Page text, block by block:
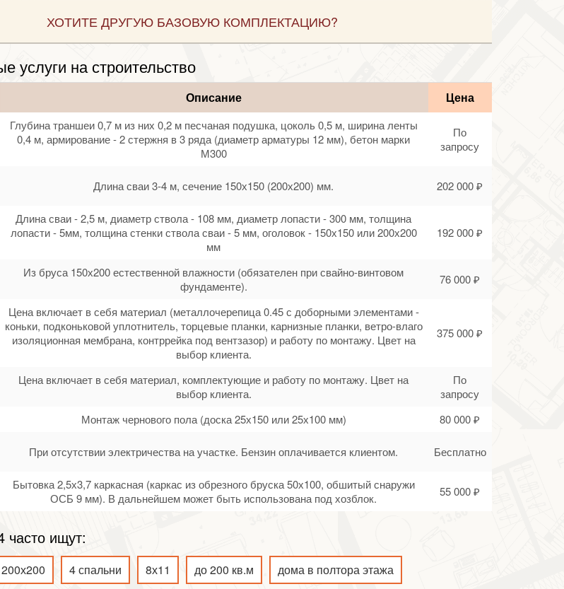
ХОТИТЕ ДРУГУЮ БАЗОВУЮ КОМПЛЕКТАЦИЮ?
услуги на строительство
Описание Цена
Глубина траншеи 0,7 м из них 0,2 м песчаная подушка, цоколь 0,5 м, ширина ленты
0,4 м, армирование - 2 стержня в 3 ряда (диаметр арматуры 12 мм), бетон марки
М300
По
запросу
Длина сваи 3-4 м, сечение 150х150 (200х200) мм. 202 000 ₽
Длина сваи - 2,5 м, диаметр ствола - 108 мм, диаметр лопасти - 300 мм, толщина
лопасти - 5мм, толщина стенки ствола сваи - 5 мм, оголовок - 150х150 или 200х200
мм
192 000 ₽
Из бруса 150х200 естественной влажности (обязателен при свайно-винтовом
фундаменте).
76 000 ₽
Цена включает в себя материал (металлочерепица 0.45 с доборными элементами -
коньки, подконьковой уплотнитель, торцевые планки, карнизные планки, ветро-влаго
изоляционная мембрана, контррейка под вентзазор) и работу по монтажу. Цвет на
выбор клиента.
375 000 ₽
Цена включает в себя материал, комплектующие и работу по монтажу. Цвет на
выбор клиента.
По
запросу
Монтаж чернового пола (доска 25х150 или 25х100 мм) 80 000 ₽
При отсутствии электричества на участке. Бензин оплачивается клиентом. Бесплатно
Бытовка 2,5х3,7 каркасная (каркас из обрезного бруска 50х100, обшитый снаружи
ОСБ 9 мм). В дальнейшем может быть использована под хозблок.
55 000 ₽
часто ищут:
200х200 4 спальни 8х11 до 200 кв.м дома в полтора этажа